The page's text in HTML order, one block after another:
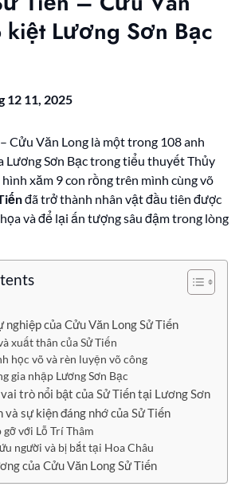
kiệt Lương Sơn Bạc
12 11, 2025
– Cửu Văn Long là một trong 108 anh
Lương Sơn Bạc trong tiểu thuyết Thủy
xăm 9 con rồng trên mình cùng võ
đã trở thành nhân vật đầu tiên được
và để lại ấn tượng sâu đậm trong lòng
nghiệp của Cửu Văn Long Sử Tiến
xuất thân của Sử Tiến
học võ và rèn luyện võ công
gia nhập Lương Sơn Bạc
trò nổi bật của Sử Tiến tại Lương Sơn
và sự kiện đáng nhớ của Sử Tiến
gỡ với Lỗ Trí Thâm
người và bị bắt tại Hoa Châu
của Cửu Văn Long Sử Tiến